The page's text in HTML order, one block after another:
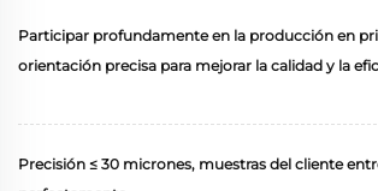
Participar profundamente en la producción en
orientación precisa para mejorar la calidad y la
Precisión ≤ 30 micrones, muestras del cliente